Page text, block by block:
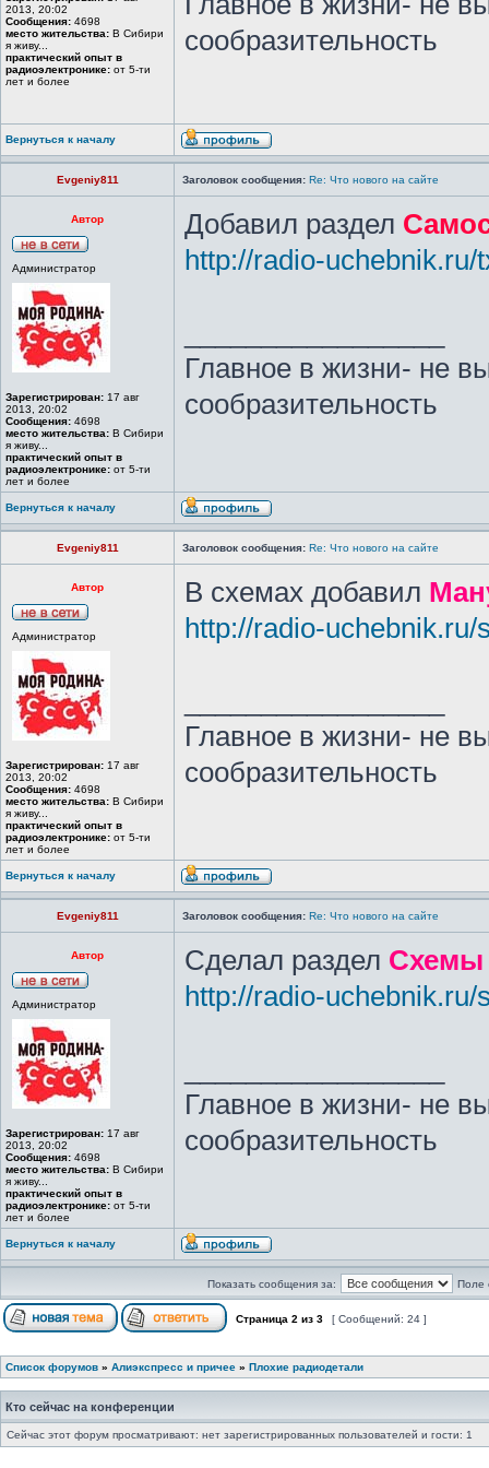
2013, 20:02
Сообщения: 4698
место жительства: В Сибири
я живу...
практический опыт в
радиоэлектронике: от 5-ти
лет и более
сообразительность
Вернуться к началу
Evgeniy811 Заголовок сообщения: Re: Что нового на сайте
Автор
Администратор
Зарегистрирован: 17 авг
2013, 20:02
Сообщения: 4698
место жительства: В Сибири
я живу...
практический опыт в
радиоэлектронике: от 5-ти
лет и более
Добавил раздел
http://radio-
Главное в жизни- не
сообразительность
Вернуться к началу
Evgeniy811 Заголовок сообщения: Re: Что нового на сайте
Автор
Администратор
Зарегистрирован: 17 авг
2013, 20:02
Сообщения: 4698
место жительства: В Сибири
я живу...
практический опыт в
радиоэлектронике: от 5-ти
лет и более
В схемах добавил
http://radio-
Главное в жизни- не
сообразительность
Вернуться к началу
Evgeniy811 Заголовок сообщения: Re: Что нового на сайте
Автор
Администратор
Зарегистрирован: 17 авг
2013, 20:02
Сообщения: 4698
место жительства: В Сибири
я живу...
практический опыт в
радиоэлектронике: от 5-ти
лет и более
Сделал раздел Схемы
http://radio-uchebnik.ru/
Главное в жизни- не
сообразительность
Вернуться к началу
Показать сообщения за: Поле
Страница 2 из 3 [ Сообщений: 24 ]
Список форумов » Алиэкспресс и причее » Плохие радиодетали
Кто сейчас на конференции
Сейчас этот форум просматривают: нет зарегистрированных пользователей и гости: 1